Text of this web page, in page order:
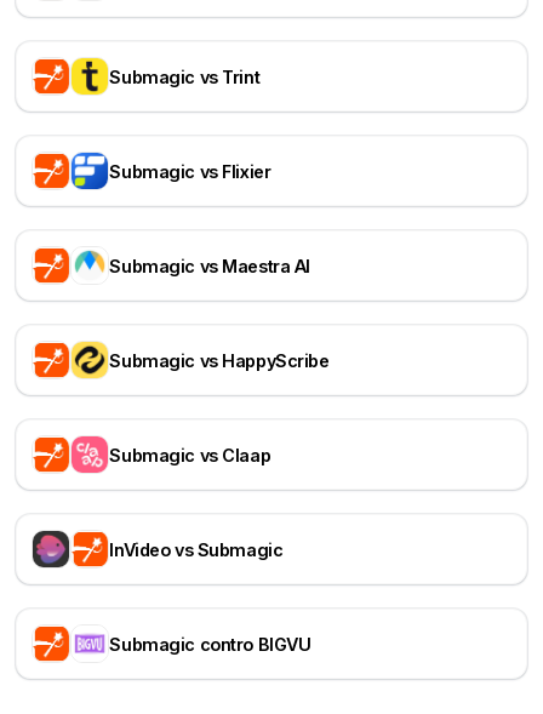
Submagic vs Trint
Submagic vs Flixier
Submagic vs Maestra AI
Submagic vs HappyScribe
Submagic vs Claap
InVideo vs Submagic
Submagic contro BIGVU